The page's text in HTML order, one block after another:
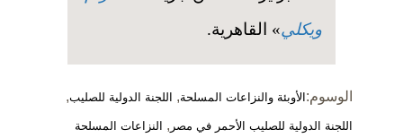
ويكلي» القاهرية.
الوسوم: الأوبئة والنزاعات المسلحة, اللجنة الدولية للصليب,
اللجنة الدولية للصليب الأحمر في مصر , النزاعات المسلحة